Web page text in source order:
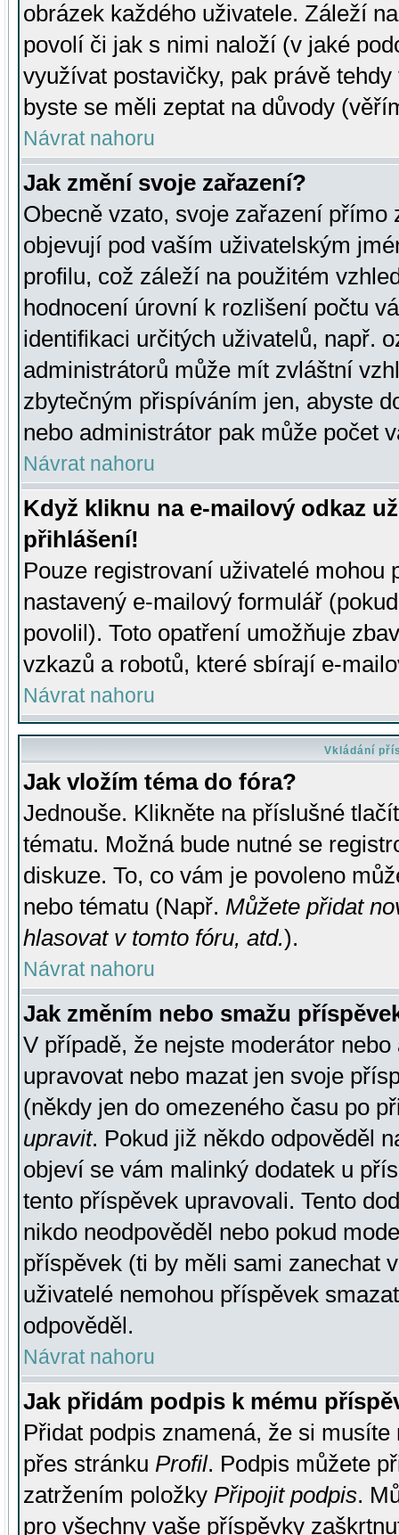
obrázek každého uživatele. Záleží
povolí či jak s nimi naloží (v jaké
využívat postavičky, pak právě
byste se měli zeptat na důvody
Návrat nahoru
Jak změní svoje zařazení?
Obecně vzato, svoje zařazení přímo
objevují pod vaším uživatelským
profilu, což záleží na použitém
hodnocení úrovní k rozlišení počtu
identifikaci určitých uživatelů, např.
administrátorů může mít zvláštní
zbytečným přispíváním jen, abyste
nebo administrátor pak může počet
Návrat nahoru
Když kliknu na e-mailový odkaz
přihlášení!
Pouze registrovaní uživatelé mohou
nastavený e-mailový formulář
povolil). Toto opatření umožňuje
vzkazů a robotů, které sbírají e-
Návrat nahoru
Vkládání
Jak vložím téma do fóra?
Jednouše. Klikněte na příslušné
tématu. Možná bude nutné se
diskuze. To, co vám je povoleno
nebo tématu (Např. Můžete přidat
hlasovat v tomto fóru, atd.).
Návrat nahoru
Jak změním nebo smažu
V případě, že nejste moderátor
upravovat nebo mazat jen svoje
(někdy jen do omezeného času po
upravit. Pokud již někdo odpověděl
objeví se vám malinký dodatek u
tento příspěvek upravovali. Tento
nikdo neodpověděl nebo pokud
příspěvek (ti by měli sami zanechat
uživatelé nemohou příspěvek
odpověděl.
Návrat nahoru
Jak přidám podpis k mému
Přidat podpis znamená, že si
přes stránku Profil. Podpis můžete
zatržením položky Připojit podpis.
pro všechny vaše příspěvky